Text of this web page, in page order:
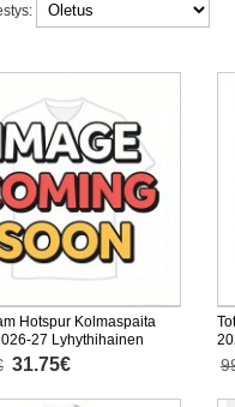
Hotspur Kolmaspaita
27 Lyhythihainen
31.75€